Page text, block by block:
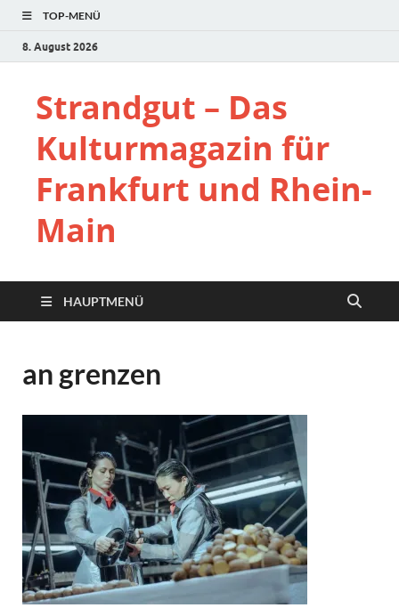
TOP-MENÜ
8. August 2026
Strandgut – Das
Kulturmagazin für
Frankfurt und Rhein-
Main
HAUPTMENÜ
an grenzen